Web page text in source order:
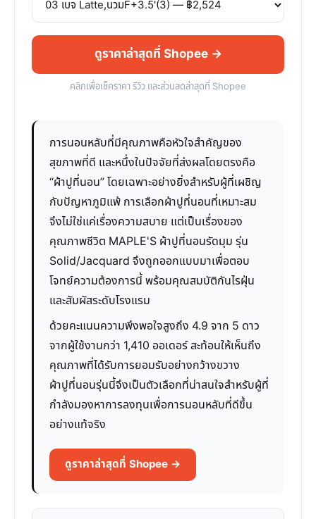
ดูราคาล่าสุดที่ Shopee →
คลิกเพื่อเช็คราคา รีวิว และส่วนลดล่าสุดที่ Shopee
การนอนหลับที่มีคุณภาพคือหัวใจสำคัญของ
สุขภาพที่ดี และหนึ่งในปัจจัยที่ส่งผลโดยตรงคือ
“ผ้าปูที่นอน” โดยเฉพาะอย่างยิ่งสำหรับผู้ที่เผชิญ
กับปัญหาภูมิแพ้ การเลือกผ้าปูที่นอนที่เหมาะสม
จึงไม่ใช่แค่เรื่องความสบาย แต่เป็นเรื่องของ
คุณภาพชีวิต MAPLE'S ผ้าปูที่นอนรัดมุม รุ่น
Solid/Jacquard จึงถูกออกแบบมาเพื่อตอบ
โจทย์ความต้องการนี้ พร้อมคุณสมบัติกันไรฝุ่น
และสัมผัสระดับโรงแรม
ด้วยคะแนนความพึงพอใจสูงถึง 4.9 จาก 5 ดาว
จากผู้ใช้งานกว่า 1,410 ออเดอร์ สะท้อนให้เห็นถึง
คุณภาพที่ได้รับการยอมรับอย่างกว้างขวาง
ผ้าปูที่นอนรุ่นนี้จึงเป็นตัวเลือกที่น่าสนใจสำหรับผู้ที่
กำลังมองหาการลงทุนเพื่อการนอนหลับที่ดีขึ้น
อย่างแท้จริง
ดูราคาล่าสุดที่ Shopee →